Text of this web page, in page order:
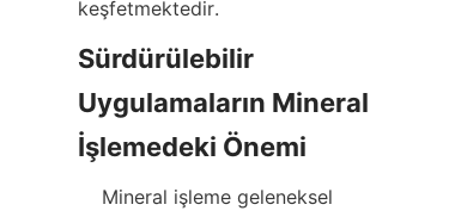
Sürdürülebilir
Uygulamaların Mineral